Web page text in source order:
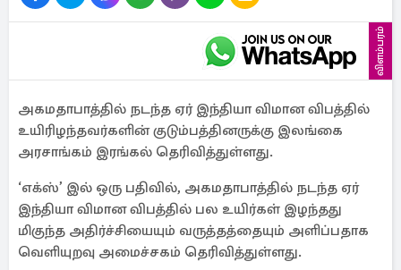
விளம்பரம்
அகமதாபாத்தில் நடந்த ஏர் இந்தியா விமான விபத்தில்
உயிரிழந்தவர்களின் குடும்பத்தினருக்கு இலங்கை
அரசாங்கம் இரங்கல் தெரிவித்துள்ளது.
‘எக்ஸ்’ இல் ஒரு பதிவில், அகமதாபாத்தில் நடந்த ஏர்
இந்தியா விமான விபத்தில் பல உயிர்கள் இழந்தது
மிகுந்த அதிர்ச்சியையும் வருத்தத்தையும் அளிப்பதாக
வெளியுறவு அமைச்சகம் தெரிவித்துள்ளது.